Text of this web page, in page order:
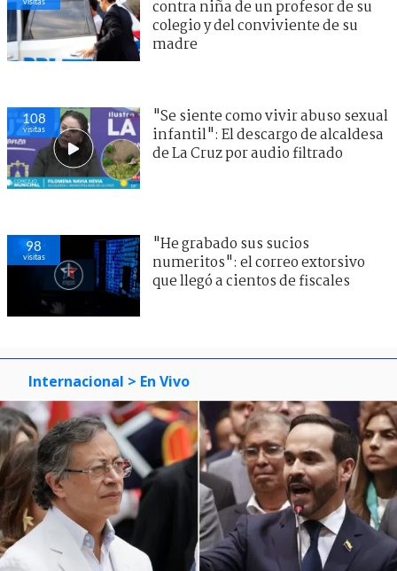
contra niña de un profesor de su
colegio y del conviviente de su
madre
108
visitas
"Se siente como vivir abuso sexual
infantil": El descargo de alcaldesa
de La Cruz por audio filtrado
98
visitas
"He grabado sus sucios
numeritos": el correo extorsivo
que llegó a cientos de fiscales
Internacional > En Vivo